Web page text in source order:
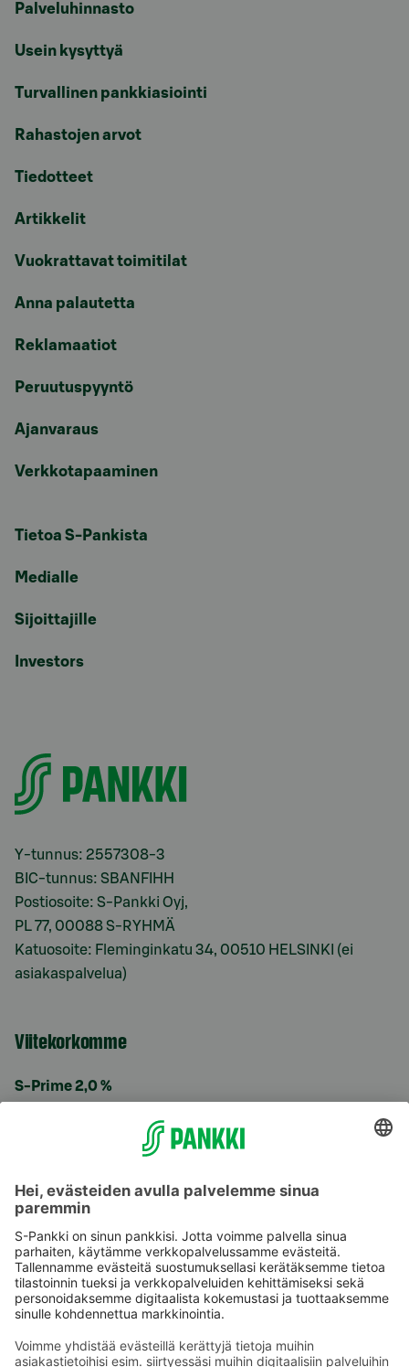
Palveluhinnasto
Usein kysyttyä
Turvallinen pankkiasiointi
Rahastojen arvot
Tiedotteet
Artikkelit
Vuokrattavat toimitilat
Anna palautetta
Reklamaatiot
Peruutuspyyntö
Ajanvaraus
Verkkotapaaminen
Tietoa S-Pankista
Medialle
Sijoittajille
Investors
Y-tunnus: 2557308-3
BIC-tunnus: SBANFIHH
Postiosoite: S-Pankki Oyj,
PL 77, 00088 S-RYHMÄ
Katuosoite: Fleminginkatu 34, 00510 HELSINKI (ei
asiakaspalvelua)
Viitekorkomme
S-Prime 2,0 %
Käyttöehdot